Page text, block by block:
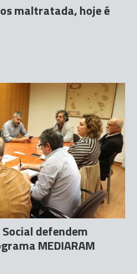
maltratada, hoje é
defendem
MEDIARAM